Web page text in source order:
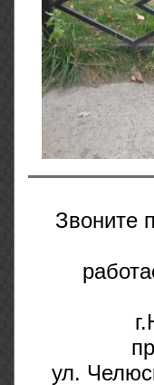
Звоните
ул.